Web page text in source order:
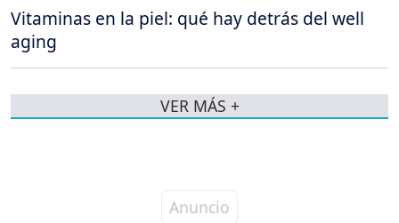
Vitaminas en la piel: qué hay detrás del well
aging
VER MÁS +